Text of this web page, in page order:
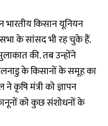
भारतीय किसान यूनियन
के सांसद भी रह चुके हैं.
की. तब उन्होंने
के किसानों के समूह का
कृषि मंत्री को ज्ञापन
को कुछ संशोधनों के